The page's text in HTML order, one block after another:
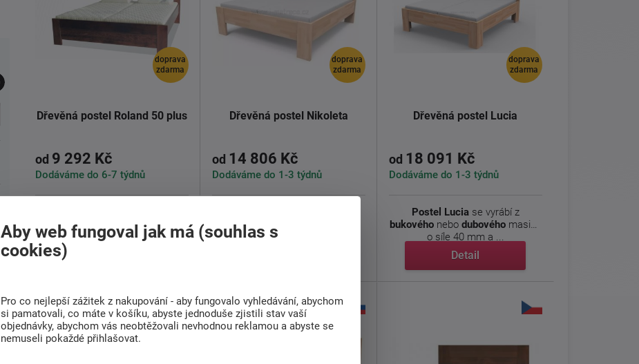
doprava
zdarma
Dřevěná postel Roland 50 plus
od 9 292 Kč
Dodáváme do 6-7 týdnů
Roland 50 Plus z vyšším čelem i
ložnou ...
doprava
zdarma
Dřevěná postel Nikoleta
od 14 806 Kč
Dodáváme do 1-3 týdnů
se vyrábí z
dubového ...
doprava
zdarma
Dřevěná postel Lucia
od 18 091 Kč
Dodáváme do 1-3 týdnů
Postel Lucia se vyrábí z
bukového nebodubového masivu
o síle 40 mm a ...
Detail
Aby web fungoval jak má (souhlas s
cookies)
Pro co nejlepší zážitek z nakupování - aby fungovalo vyhledávání, abychom
si pamatovali, co máte v košíku, abyste jednoduše zjistili stav vaší
objednávky, abychom vás neobtěžovali nevhodnou reklamou a abyste se
nemuseli pokaždé přihlašovat.